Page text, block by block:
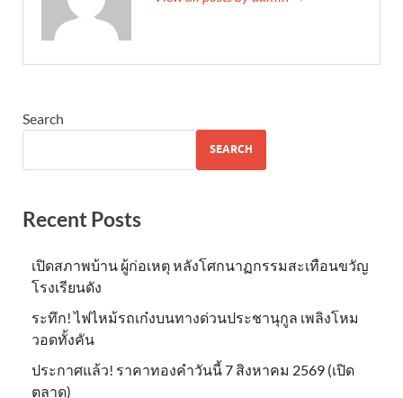
Search
SEARCH
Recent Posts
เปิดสภาพบ้าน ผู้ก่อเหตุ หลังโศกนาฏกรรมสะเทือนขวัญ
โรงเรียนดัง
ระทึก! ไฟไหม้รถเก๋งบนทางด่วนประชานุกูล เพลิงโหม
วอดทั้งคัน
ประกาศแล้ว! ราคาทองคำวันนี้ 7 สิงหาคม 2569 (เปิด
ตลาด)